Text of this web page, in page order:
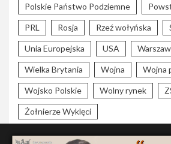
Polskie Państwo Podziemne
PRL Rosja Rzeź wołyńska
Unia Europejska USA
Wielka Brytania Wojna Wojna
Wojsko Polskie Wolny rynek
Żołnierze Wyklęci